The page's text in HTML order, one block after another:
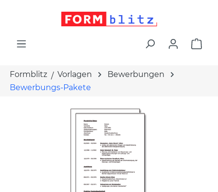
Formblitz Vorlagen
Bewerbungen
Bewerbungs-Pakete